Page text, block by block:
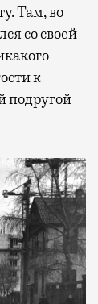
Там, во
со своей
к
подругой